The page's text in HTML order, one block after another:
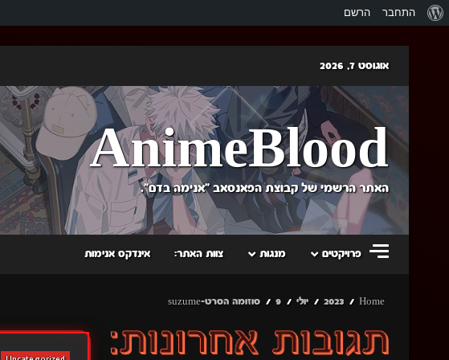
אודות
התחבר הרשם
content
אוגוסט 7, 2026
AnimeBlood
האתר הרשמי של קבוצת הפאנסאב "אנימה בדם".
פרויקטים מנגות צוות האתר: אינדקס אנימות
Home
2023 יולי 9 סוזומה הסרט-suzume